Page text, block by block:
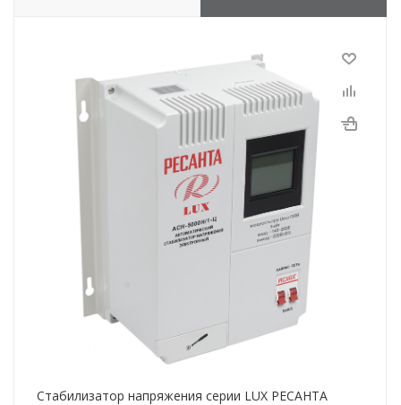
Стабилизатор напряжения серии LUX РЕСАНТА